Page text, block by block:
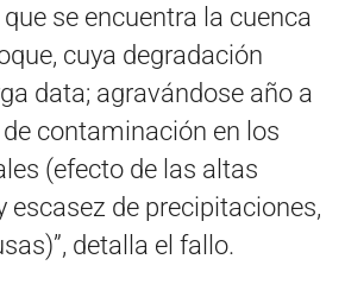
se encuentra la cuenca
cuya degradación
data; agravándose año a
contaminación en los
(efecto de las altas
escasez de precipitaciones,
detalla el fallo.